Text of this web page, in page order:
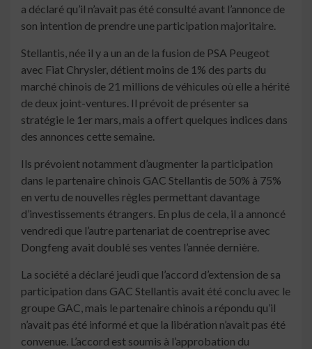
a déclaré qu’il n’avait pas été consulté avant l’annonce de
son intention de prendre une participation majoritaire.
Stellantis, née il y a un an de la fusion de PSA Peugeot
avec Fiat Chrysler, détient moins de 1% des parts du
marché chinois de 21 millions de véhicules où elle a hérité
de deux joint-ventures. Il prévoit de présenter sa
stratégie le 1er mars, mais a offert quelques indices dans
des annonces cette semaine.
Ils prévoient notamment d’augmenter la participation
dans le partenaire chinois GAC Stellantis de 50% à 75%
en vertu de nouvelles règles permettant davantage
d’investissements étrangers. En plus de cela, il a annoncé
vendredi que l’autre partenariat de coentreprise avec
Dongfeng avait doublé ses ventes l’année dernière.
La société a déclaré jeudi que l’accord d’extension de sa
participation dans GAC Stellantis avait été conclu avec le
groupe GAC, mais le partenaire chinois a répondu qu’il
n’avait pas été informé et que la libération n’avait pas été
convenue. L’accord est soumis à l’approbation du